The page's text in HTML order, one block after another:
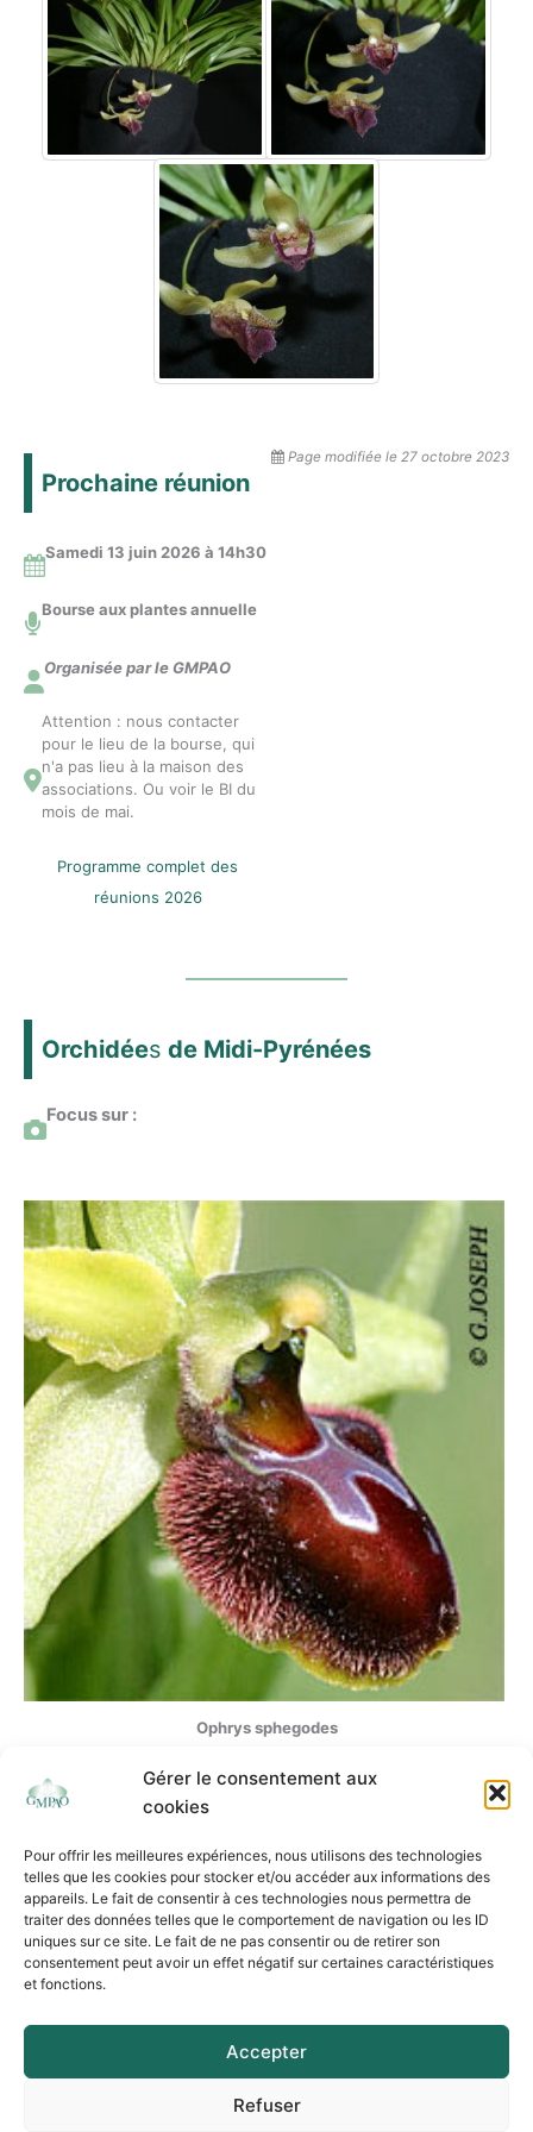
Gérer le consentement aux
cookies
Pour offrir les meilleures expériences, nous utilisons des technologies
telles que les cookies pour stocker et/ou accéder aux informations des
appareils. Le fait de consentir à ces technologies nous permettra de
traiter des données telles que le comportement de navigation ou les ID
uniques sur ce site. Le fait de ne pas consentir ou de retirer son
consentement peut avoir un effet négatif sur certaines caractéristiques
et fonctions.
Accepter
Refuser
Page modifiée le 27 octobre 2023
Prochaine réunion
Samedi 13 juin 2026 à 14h30
Bourse aux plantes annuelle
Organisée par le GMPAO
Attention : nous contacter
pour le lieu de la bourse, qui
n'a pas lieu à la maison des
associations. Ou voir le BI du
mois de mai.
Programme complet des
réunions 2026
Orchidées de Midi-Pyrénées
Focus sur :
Ophrys sphegodes
Association Loi 1901 - Siège social : 37 rue de l’Autan Blanc – 31240 L’Union
Politique de cookies